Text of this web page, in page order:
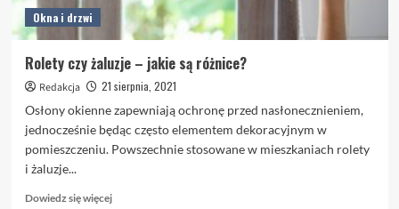
Okna i drzwi
Rolety czy żaluzje – jakie są różnice?
Redakcja
21 sierpnia, 2021
Osłony okienne zapewniają ochronę przed nasłonecznieniem,
jednocześnie będąc często elementem dekoracyjnym w
pomieszczeniu. Powszechnie stosowane w mieszkaniach rolety
i żaluzje...
Dowiedz się więcejDowiedz